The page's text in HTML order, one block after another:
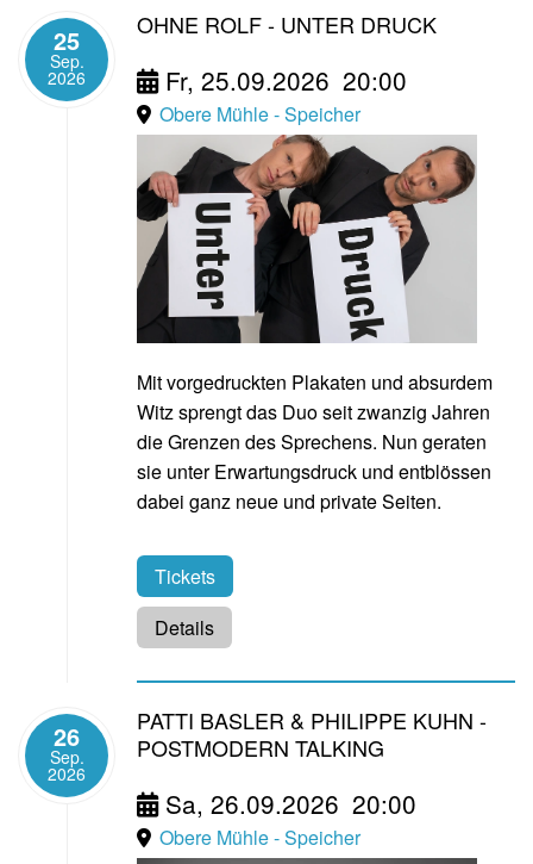
25
Sep.
2026
OHNE ROLF - UNTER DRUCK
Fr, 25.09.2026 20:00
Obere Mühle - Speicher
Mit vorgedruckten Plakaten und absurdem
Witz sprengt das Duo seit zwanzig Jahren
die Grenzen des Sprechens. Nun geraten
sie unter Erwartungsdruck und entblössen
dabei ganz neue und private Seiten.
Tickets
Details
26
Sep.
2026
PATTI BASLER & PHILIPPE KUHN -
POSTMODERN TALKING
Sa, 26.09.2026 20:00
Obere Mühle - Speicher